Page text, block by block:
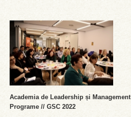
Academia de Leadership și
Programe // GSC 2022